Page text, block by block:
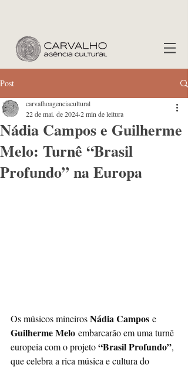
Post
Nádia Campos e Guilherme
Melo: Turnê “Brasil
Profundo” na Europa
carvalhoagenciacultural
22 de mai. de 20242 min de leitura
Os músicos mineiros Nádia Campos e
Guilherme Melo embarcarão em uma turnê
europeia com o projeto “Brasil Profundo”,
que celebra a rica música e cultura do